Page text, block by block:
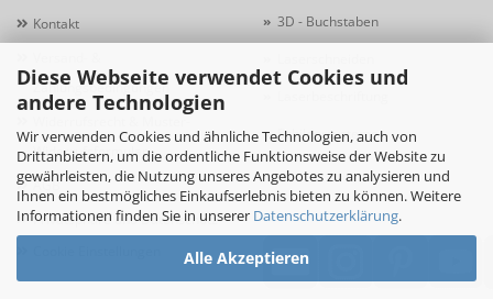
Diese Webseite verwendet Cookies und
andere Technologien
Wir verwenden Cookies und ähnliche Technologien, auch von
Drittanbietern, um die ordentliche Funktionsweise der Website zu
gewährleisten, die Nutzung unseres Angebotes zu analysieren und
Ihnen ein bestmögliches Einkaufserlebnis bieten zu können. Weitere
Informationen finden Sie in unserer Datenschutzerklärung.
Alle Akzeptieren
Kontakt
Zahlungsbedingungen
Widerrufsformular
AGB
Privatsphäre und Datenschutz
» 3D - Buchstaben
»Schildersysteme